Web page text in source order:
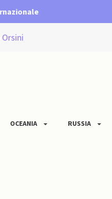
OCEANIA RUSSIA